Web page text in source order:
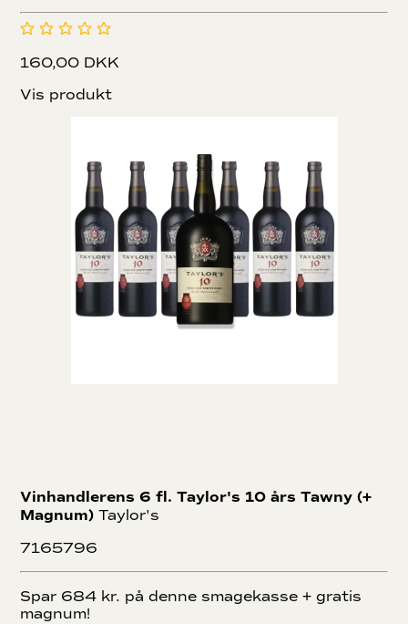
160,00 DKK
Vis produkt
Vinhandlerens 6 fl. Taylor's 10 års Tawny (+
Magnum) Taylor's
7165796
Spar 684 kr. på denne smagekasse + gratis
magnum!